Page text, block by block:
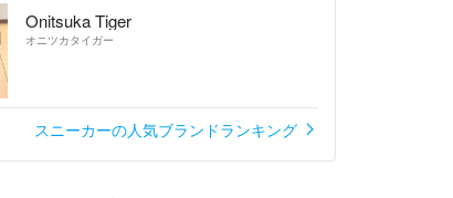
Onitsuka Tiger
オニツカタイガー
スニーカーの人気ブランドランキング